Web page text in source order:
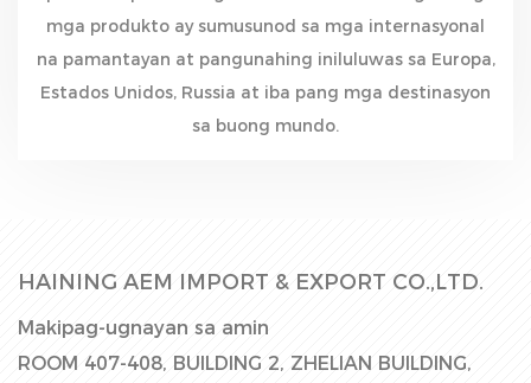
mga produkto ay sumusunod sa mga internasyonal
na pamantayan at pangunahing iniluluwas sa Europa,
Estados Unidos, Russia at iba pang mga destinasyon
sa buong mundo.
HAINING AEM IMPORT & EXPORT CO.,LTD.
Makipag-ugnayan sa amin
ROOM 407-408, BUILDING 2, ZHELIAN BUILDING,